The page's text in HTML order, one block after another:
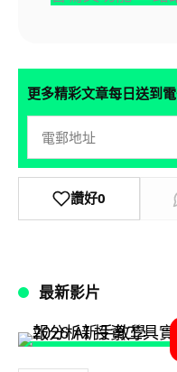
更多精彩文章每日送到
讚好0
最新影片